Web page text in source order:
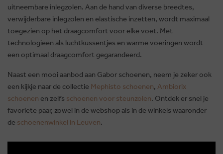
uitneembare inlegzolen. Aan de hand van diverse breedtes,
verwijderbare inlegzolen en elastische inzetten, wordt maximaal
toegezien op het draagcomfort voor elke voet. Met
technologieën als luchtkussentjes en warme voeringen wordt
een optimaal draagcomfort gegarandeerd.
Naast een mooi aanbod aan Gabor schoenen, neem je zeker ook
een kijkje naar de collectie Mephisto schoenen, Ambiorix
schoenen en zelfs schoenen voor steunzolen. Ontdek er snel je
favoriete paar, zowel in de webshop als in de winkels waaronder
de schoenenwinkel in Leuven.